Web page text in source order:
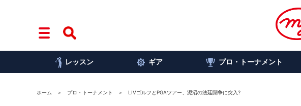
レッスン ギア プロ・トーナメント
ホーム プロ・トーナメント LIVゴルフとPGAツアー、泥沼の法廷闘争に突入?